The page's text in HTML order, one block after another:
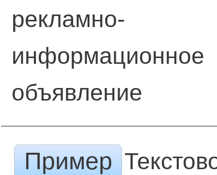
рекламно-
информационное
объявление
Пример